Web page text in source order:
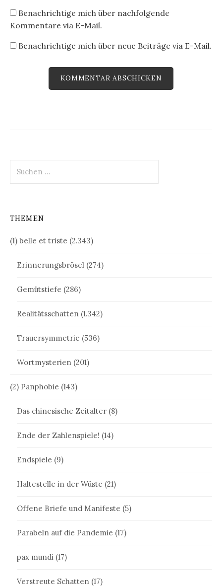
Benachrichtige mich über nachfolgende
Kommentare via E-Mail.
Benachrichtige mich über neue Beiträge via E-Mail.
nach:
THEMEN
(1) belle et triste (2.343)
Erinnerungsbrösel (274)
Gemütstiefe (286)
Realitätsschatten (1.342)
Trauersymmetrie (536)
Wortmysterien (201)
(2) Panphobie (143)
Das chinesische Zeitalter (8)
Ende der Zahlenspiele! (14)
Endspiele (9)
Haltestelle in der Wüste (21)
Offene Briefe und Manifeste (5)
Parabeln auf die Pandemie (17)
pax mundi (17)
Verstreute Schatten (17)